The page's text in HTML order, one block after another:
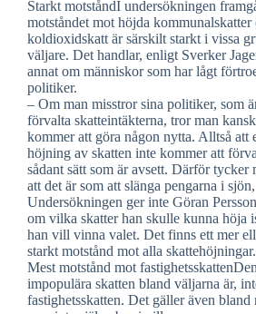
Starkt motståndI undersökningen
motståndet mot höjda kommunalskatter
koldioxidskatt är särskilt starkt i vissa
väljare. Det handlar, enligt Sverker
annat om människor som har lågt
politiker.
– Om man misstror sina politiker, som
förvalta skatteintäkterna, tror man
kommer att göra någon nytta. Alltså att
höjning av skatten inte kommer att
sådant sätt som är avsett. Därför tycker
att det är som att slänga pengarna i
Undersökningen ger inte Göran
om vilka skatter han skulle kunna höja
han vill vinna valet. Det finns ett mer
starkt motstånd mot alla skattehöjningar.
Mest motstånd mot
impopulära skatten bland väljarna är,
fastighetsskatten. Det gäller även bland